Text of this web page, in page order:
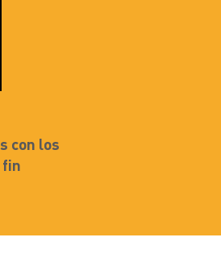
con los
fin